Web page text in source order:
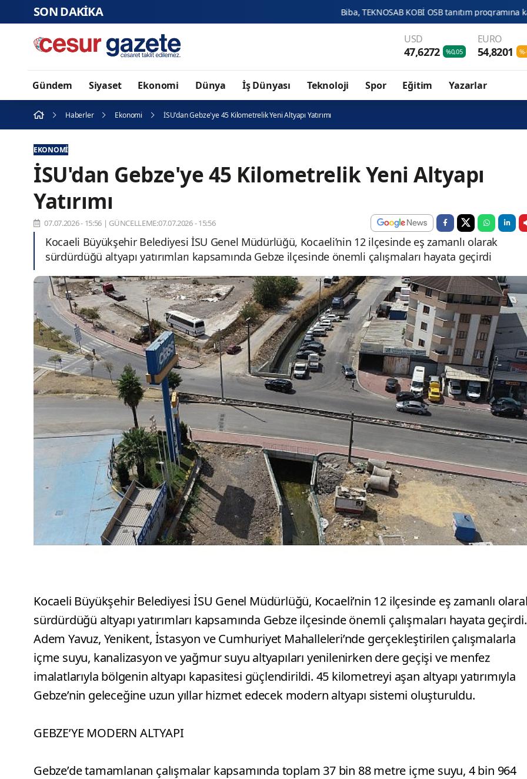
SON DAKİKA Biba, TEKNOSAB KOBİ OSB tanıtım programına katıldı Wong: Pasifik
USD
47,6272 %0,05
EURO
54,8201
Gündem Siyaset Ekonomi Dünya İş Dünyası Teknoloji Spor Eğitim Yazarlar
Haberler Ekonomi İSU'dan Gebze'ye 45 Kilometrelik Yeni Altyapı Yatırımı
EKONOMI
İSU'dan Gebze'ye 45 Kilometrelik Yeni Altyapı
Yatırımı
07.07.2026 - 15:56 | GÜNCELLEME:07.07.2026 - 15:56
Kocaeli Büyükşehir Belediyesi İSU Genel Müdürlüğü, Kocaeli’nin 12 ilçesinde eş zamanlı olarak
sürdürdüğü altyapı yatırımları kapsamında Gebze ilçesinde önemli çalışmaları hayata geçirdi
Kocaeli Büyükşehir Belediyesi İSU Genel Müdürlüğü, Kocaeli’nin 12 ilçesinde eş zamanlı
sürdürdüğü altyapı yatırımları kapsamında Gebze ilçesinde önemli çalışmaları hayata geçirdi.
Adem Yavuz, Yenikent, İstasyon ve Cumhuriyet Mahalleleri’nde gerçekleştirilen çalışmalarla
içme suyu, kanalizasyon ve yağmur suyu altyapıları yenilenirken dere geçişi ve menfez
imalatlarıyla bölgenin altyapı kapasitesi güçlendirildi. 45 kilometreyi aşan altyapı yatırımıyla
Gebze’nin geleceğine uzun yıllar hizmet edecek modern altyapı sistemi oluşturuldu.
GEBZE’YE MODERN ALTYAPI
Gebze’de tamamlanan çalışmalar kapsamında toplam 37 bin 88 metre içme suyu, 4 bin 964